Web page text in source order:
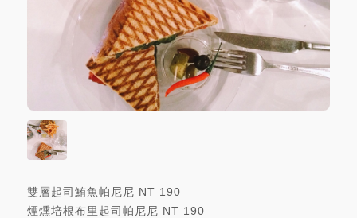
雙層起司鮪魚帕尼尼 NT 190
煙燻培根布里起司帕尼尼 NT 190